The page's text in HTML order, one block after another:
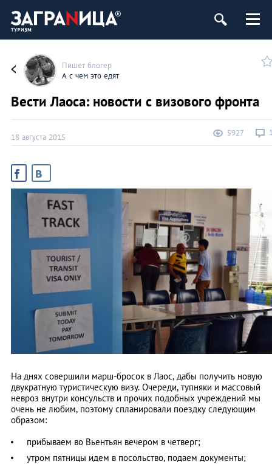
Пишет блогер
А с чем это едят
Вести Лаоса: новости с визового фронта
18 августа 2015 5927
На днях совершили марш-бросок в Лаос, дабы получить новую
двукратную туристическую визу. Очереди, тупняки и массовый
невроз внутри консульств и прочих подобных учреждений мы
очень не любим, поэтому спланировали поездку следующим
образом:
прибываем во Вьентьян вечером в четверг;
утром пятницы идем в посольство, подаем документы;